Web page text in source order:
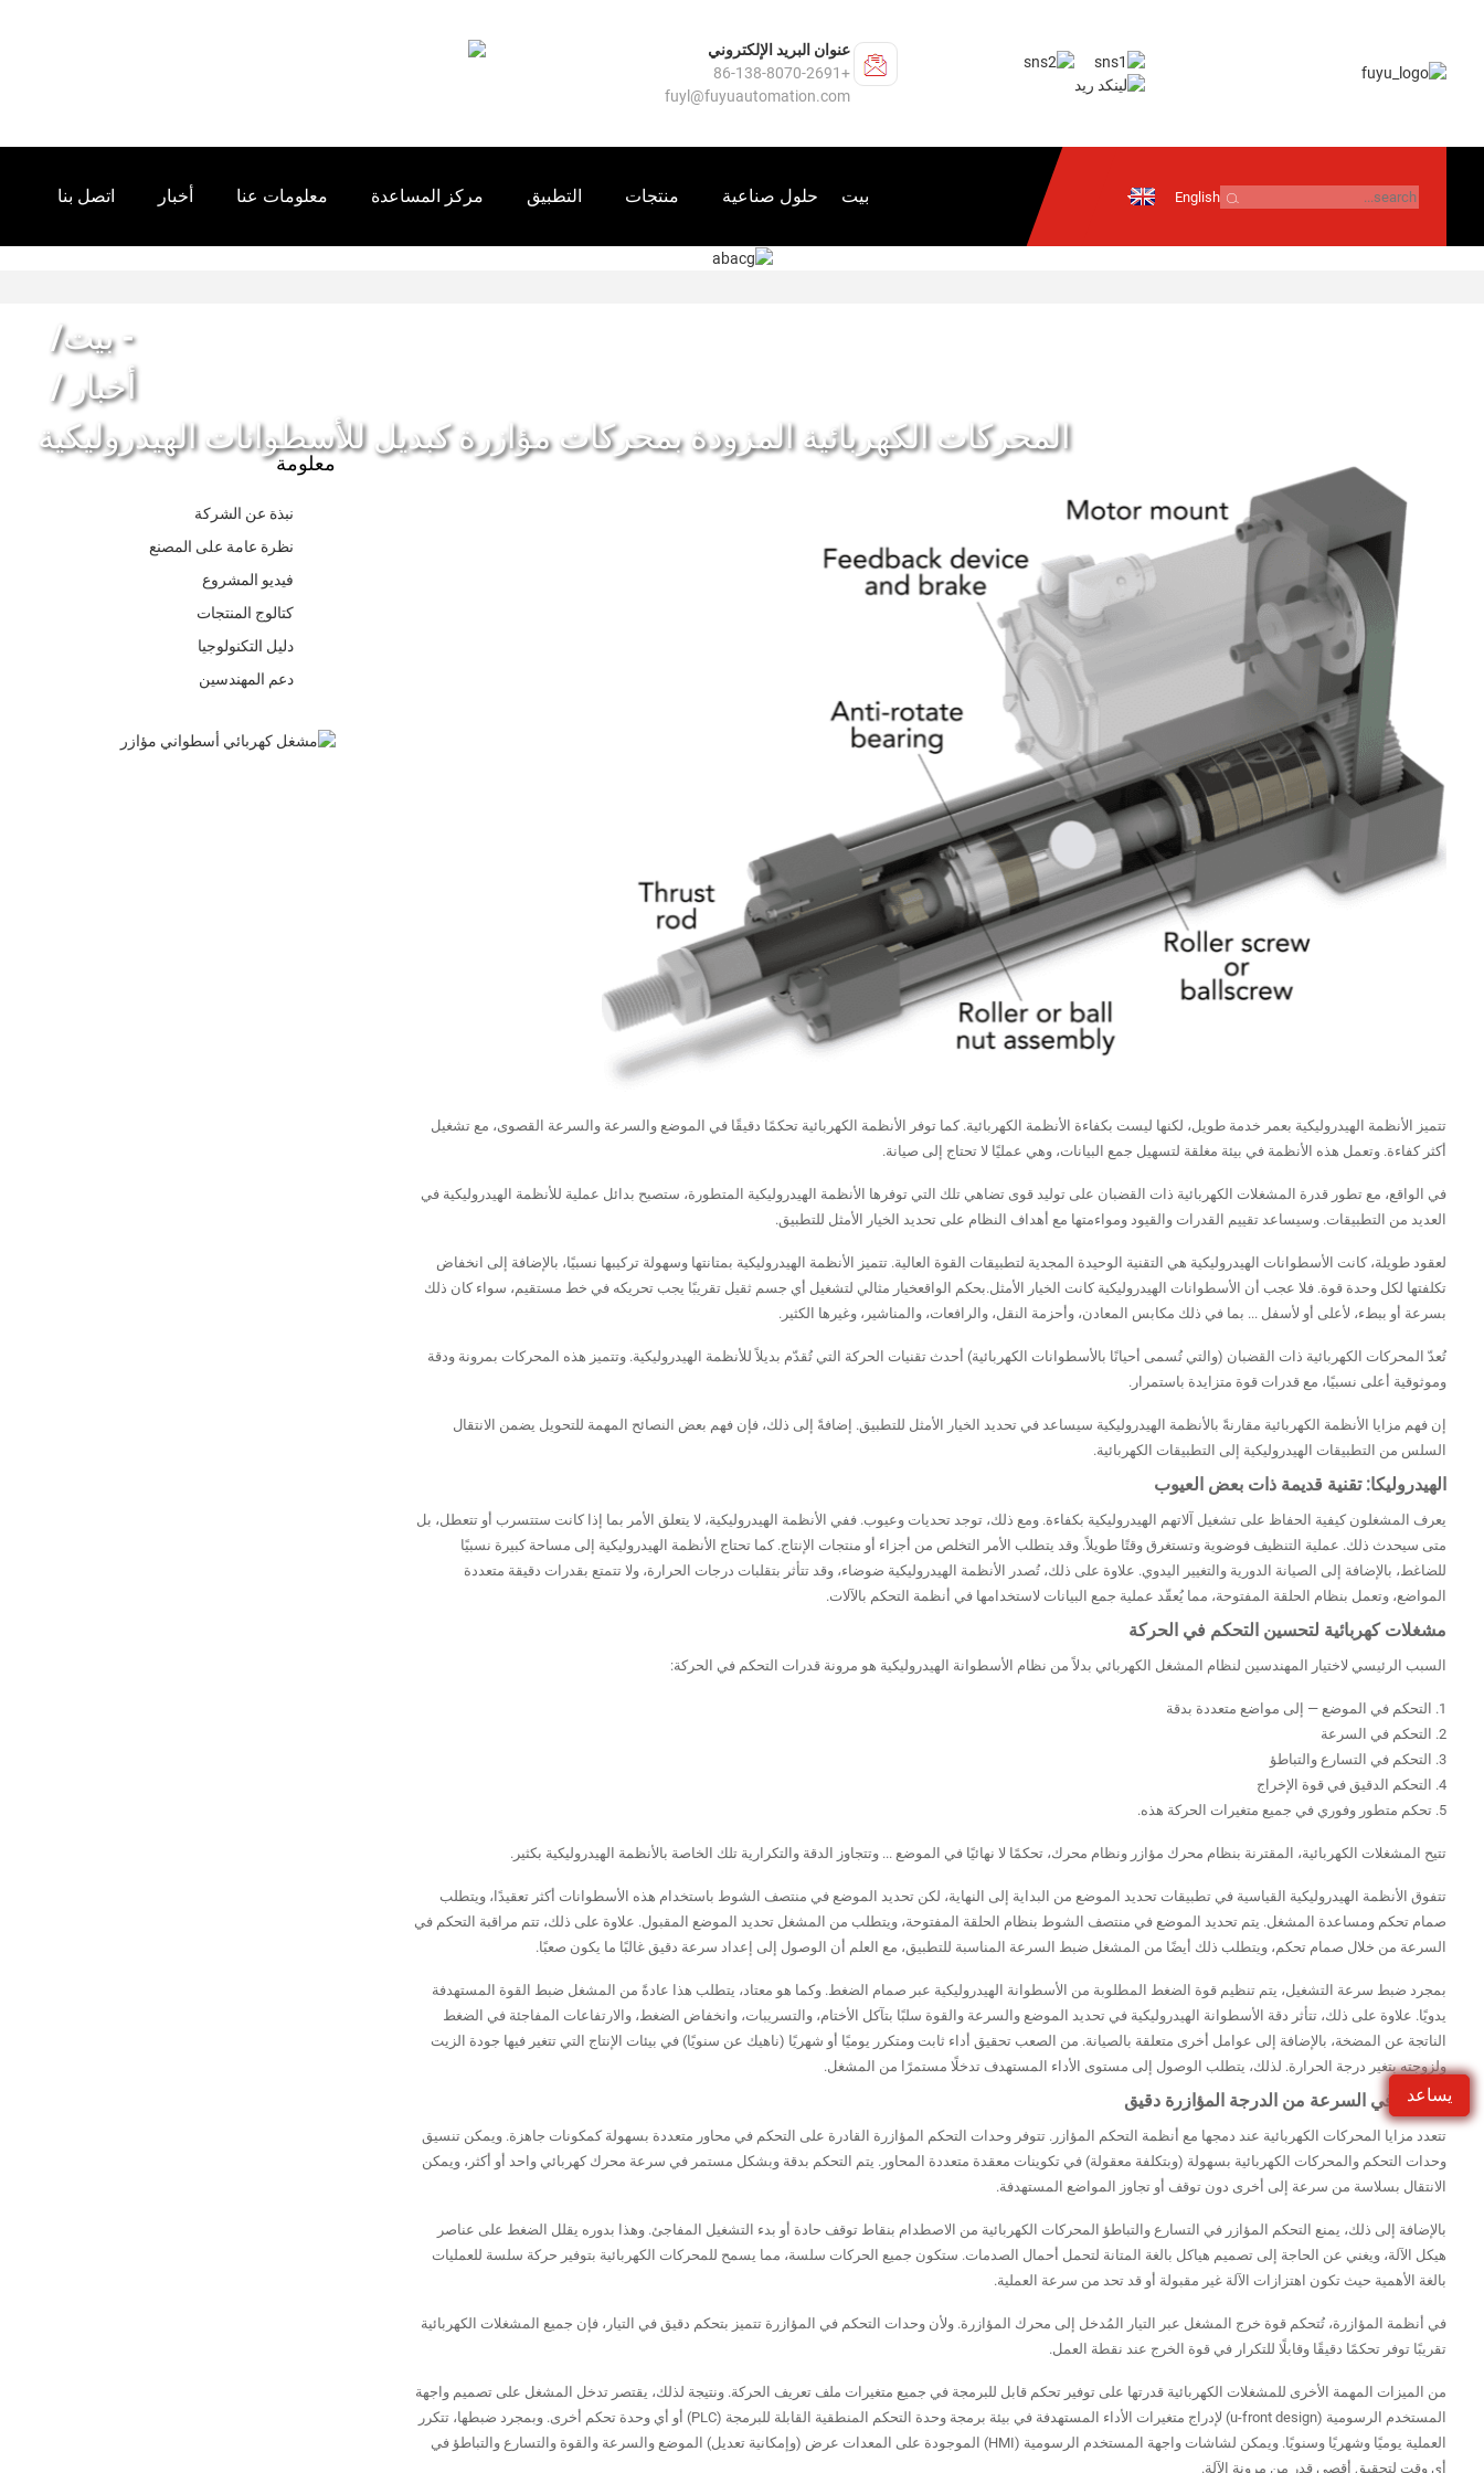
يساعد
عنوان البريد الإلكتروني
+86-138-8070-2691
fuyl@fuyuautomation.com
بيت حلول صناعية منتجات التطبيق مركز المساعدة معلومات عنا أخبار اتصل بنا English
بيت
أخبار
المحركات الكهربائية المزودة بمحركات مؤازرة كبديل للأسطوانات الهيدروليكية
معلومة
نبذة عن الشركة
نظرة عامة على المصنع
فيديو المشروع
كتالوج المنتجات
دليل التكنولوجيا
دعم المهندسين
تتميز الأنظمة الهيدروليكية بعمر خدمة طويل، لكنها ليست بكفاءة الأنظمة الكهربائية. كما توفر الأنظمة الكهربائية تحكمًا دقيقًا في الموضع والسرعة والسرعة القصوى، مع تشغيل
أكثر كفاءة. وتعمل هذه الأنظمة في بيئة مغلقة لتسهيل جمع البيانات، وهي عمليًا لا تحتاج إلى صيانة.
في الواقع، مع تطور قدرة المشغلات الكهربائية ذات القضبان على توليد قوى تضاهي تلك التي توفرها الأنظمة الهيدروليكية المتطورة، ستصبح بدائل عملية للأنظمة الهيدروليكية في
العديد من التطبيقات. وسيساعد تقييم القدرات والقيود ومواءمتها مع أهداف النظام على تحديد الخيار الأمثل للتطبيق.
لعقود طويلة، كانت الأسطوانات الهيدروليكية هي التقنية الوحيدة المجدية لتطبيقات القوة العالية. تتميز الأنظمة الهيدروليكية بمتانتها وسهولة تركيبها نسبيًا، بالإضافة إلى انخفاض
تكلفتها لكل وحدة قوة. فلا عجب أن الأسطوانات الهيدروليكية كانت الخيار الأمثل.بحكم الواقعخيار مثالي لتشغيل أي جسم ثقيل تقريبًا يجب تحريكه في خط مستقيم، سواء كان ذلك
بسرعة أو ببطء، لأعلى أو لأسفل ... بما في ذلك مكابس المعادن، وأحزمة النقل، والرافعات، والمناشير، وغيرها الكثير.
تُعدّ المحركات الكهربائية ذات القضبان (والتي تُسمى أحيانًا بالأسطوانات الكهربائية) أحدث تقنيات الحركة التي تُقدّم بديلاً للأنظمة الهيدروليكية. وتتميز هذه المحركات بمرونة ودقة
وموثوقية أعلى نسبيًا، مع قدرات قوة متزايدة باستمرار.
إن فهم مزايا الأنظمة الكهربائية مقارنةً بالأنظمة الهيدروليكية سيساعد في تحديد الخيار الأمثل للتطبيق. إضافةً إلى ذلك، فإن فهم بعض النصائح المهمة للتحويل يضمن الانتقال
السلس من التطبيقات الهيدروليكية إلى التطبيقات الكهربائية.
الهيدروليكا: تقنية قديمة ذات بعض العيوب
يعرف المشغلون كيفية الحفاظ على تشغيل آلاتهم الهيدروليكية بكفاءة. ومع ذلك، توجد تحديات وعيوب. ففي الأنظمة الهيدروليكية، لا يتعلق الأمر بما إذا كانت ستتسرب أو تتعطل، بل
متى سيحدث ذلك. عملية التنظيف فوضوية وتستغرق وقتًا طويلاً. وقد يتطلب الأمر التخلص من أجزاء أو منتجات الإنتاج. كما تحتاج الأنظمة الهيدروليكية إلى مساحة كبيرة نسبيًا
للضاغط، بالإضافة إلى الصيانة الدورية والتغيير اليدوي. علاوة على ذلك، تُصدر الأنظمة الهيدروليكية ضوضاء، وقد تتأثر بتقلبات درجات الحرارة، ولا تتمتع بقدرات دقيقة متعددة
المواضع، وتعمل بنظام الحلقة المفتوحة، مما يُعقّد عملية جمع البيانات لاستخدامها في أنظمة التحكم بالآلات.
مشغلات كهربائية لتحسين التحكم في الحركة
السبب الرئيسي لاختيار المهندسين لنظام المشغل الكهربائي بدلاً من نظام الأسطوانة الهيدروليكية هو مرونة قدرات التحكم في الحركة:
1. التحكم في الموضع — إلى مواضع متعددة بدقة
2. التحكم في السرعة
3. التحكم في التسارع والتباطؤ
4. التحكم الدقيق في قوة الإخراج
5. تحكم متطور وفوري في جميع متغيرات الحركة هذه.
تتيح المشغلات الكهربائية، المقترنة بنظام محرك مؤازر ونظام محرك، تحكمًا لا نهائيًا في الموضع ... وتتجاوز الدقة والتكرارية تلك الخاصة بالأنظمة الهيدروليكية بكثير.
تتفوق الأنظمة الهيدروليكية القياسية في تطبيقات تحديد الموضع من البداية إلى النهاية، لكن تحديد الموضع في منتصف الشوط باستخدام هذه الأسطوانات أكثر تعقيدًا، ويتطلب
صمام تحكم ومساعدة المشغل. يتم تحديد الموضع في منتصف الشوط بنظام الحلقة المفتوحة، ويتطلب من المشغل تحديد الموضع المقبول. علاوة على ذلك، تتم مراقبة التحكم في
السرعة من خلال صمام تحكم، ويتطلب ذلك أيضًا من المشغل ضبط السرعة المناسبة للتطبيق، مع العلم أن الوصول إلى إعداد سرعة دقيق غالبًا ما يكون صعبًا.
بمجرد ضبط سرعة التشغيل، يتم تنظيم قوة الضغط المطلوبة من الأسطوانة الهيدروليكية عبر صمام الضغط. وكما هو معتاد، يتطلب هذا عادةً من المشغل ضبط القوة المستهدفة
يدويًا. علاوة على ذلك، تتأثر دقة الأسطوانة الهيدروليكية في تحديد الموضع والسرعة والقوة سلبًا بتآكل الأختام، والتسريبات، وانخفاض الضغط، والارتفاعات المفاجئة في الضغط
الناتجة عن المضخة، بالإضافة إلى عوامل أخرى متعلقة بالصيانة. من الصعب تحقيق أداء ثابت ومتكرر يوميًا أو شهريًا (ناهيك عن سنويًا) في بيئات الإنتاج التي تتغير فيها جودة الزيت
ولزوجته بتغير درجة الحرارة. لذلك، يتطلب الوصول إلى مستوى الأداء المستهدف تدخلًا مستمرًا من المشغل.
التحكم في السرعة من الدرجة المؤازرة دقيق
تتعدد مزايا المحركات الكهربائية عند دمجها مع أنظمة التحكم المؤازر. تتوفر وحدات التحكم المؤازرة القادرة على التحكم في محاور متعددة بسهولة كمكونات جاهزة. ويمكن تنسيق
وحدات التحكم والمحركات الكهربائية بسهولة (وبتكلفة معقولة) في تكوينات معقدة متعددة المحاور. يتم التحكم بدقة وبشكل مستمر في سرعة محرك كهربائي واحد أو أكثر، ويمكن
الانتقال بسلاسة من سرعة إلى أخرى دون توقف أو تجاوز المواضع المستهدفة.
بالإضافة إلى ذلك، يمنع التحكم المؤازر في التسارع والتباطؤ المحركات الكهربائية من الاصطدام بنقاط توقف حادة أو بدء التشغيل المفاجئ. وهذا بدوره يقلل الضغط على عناصر
هيكل الآلة، ويغني عن الحاجة إلى تصميم هياكل بالغة المتانة لتحمل أحمال الصدمات. ستكون جميع الحركات سلسة، مما يسمح للمحركات الكهربائية بتوفير حركة سلسة للعمليات
بالغة الأهمية حيث تكون اهتزازات الآلة غير مقبولة أو قد تحد من سرعة العملية.
في أنظمة المؤازرة، تُتحكم قوة خرج المشغل عبر التيار المُدخل إلى محرك المؤازرة. ولأن وحدات التحكم في المؤازرة تتميز بتحكم دقيق في التيار، فإن جميع المشغلات الكهربائية
تقريبًا توفر تحكمًا دقيقًا وقابلًا للتكرار في قوة الخرج عند نقطة العمل.
من الميزات المهمة الأخرى للمشغلات الكهربائية قدرتها على توفير تحكم قابل للبرمجة في جميع متغيرات ملف تعريف الحركة. ونتيجة لذلك، يقتصر تدخل المشغل على تصميم واجهة
المستخدم الرسومية (u-front design) لإدراج متغيرات الأداء المستهدفة في بيئة برمجة وحدة التحكم المنطقية القابلة للبرمجة (PLC) أو أي وحدة تحكم أخرى. وبمجرد ضبطها، تتكرر
العملية يوميًا وشهريًا وسنويًا. ويمكن لشاشات واجهة المستخدم الرسومية (HMI) الموجودة على المعدات عرض (وإمكانية تعديل) الموضع والسرعة والقوة والتسارع والتباطؤ في
أي وقت لتحقيق أقصى قدر من مرونة الآلة.